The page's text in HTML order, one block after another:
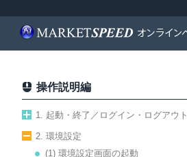
操作説明編
1. 起動・終了／ログイン・ログアウト
2. 環境設定
(1) 環境設定画面の起動